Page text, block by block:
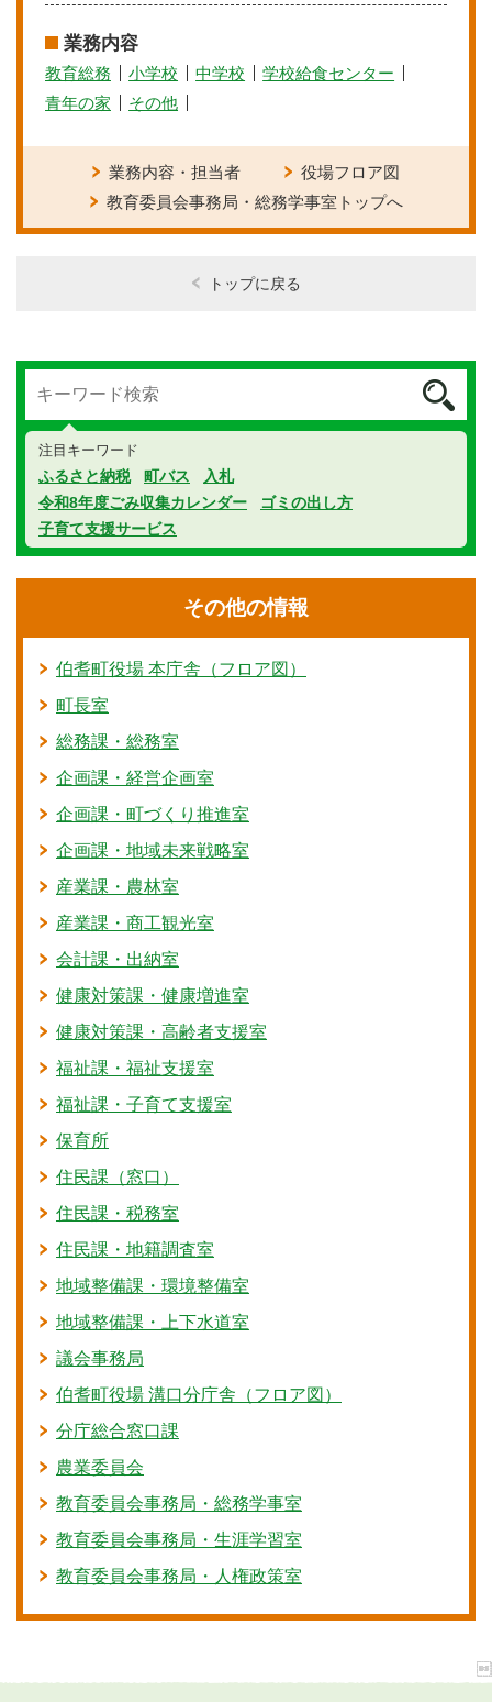
業務内容
教育総務 小学校 中学校
学校給食センター
青年の家
その他
業務内容・担当者
役場フロア図
教育委員会事務局・総務学事室トップへ
トップに戻る
注目キーワード
ふるさと納税 町バス
入札
令和8年度ごみ収集カレンダー
ゴミの出し方
子育て支援サービス
その他の情報
伯耆町役場 本庁舎（フロア図）
町長室
総務課・総務室
企画課・経営企画室
企画課・町づくり推進室
企画課・地域未来戦略室
産業課・農林室
産業課・商工観光室
会計課・出納室
健康対策課・健康増進室
健康対策課・高齢者支援室
福祉課・福祉支援室
福祉課・子育て支援室
保育所
住民課（窓口）
住民課・税務室
住民課・地籍調査室
地域整備課・環境整備室
地域整備課・上下水道室
議会事務局
伯耆町役場 溝口分庁舎（フロア図）
分庁総合窓口課
農業委員会
教育委員会事務局・総務学事室
教育委員会事務局・生涯学習室
教育委員会事務局・人権政策室